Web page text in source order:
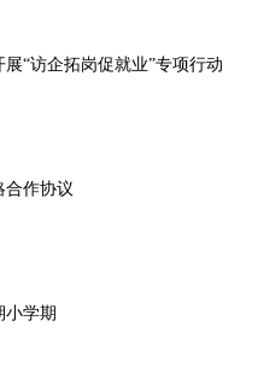
“访企拓岗促就业”专项行动
合作协议
小学期